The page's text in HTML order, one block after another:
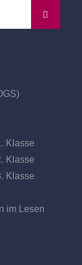
Klasse
Klasse
Klasse
im Lesen